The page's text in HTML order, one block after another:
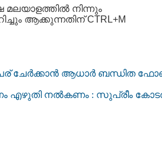
നിന്നും
ആക്കുന്നതിന് CTRL+M
പേര് ചേർക്കാൻ ആധാർ ബന്ധിത
എഴുതി നൽകണം : സുപ്രീം